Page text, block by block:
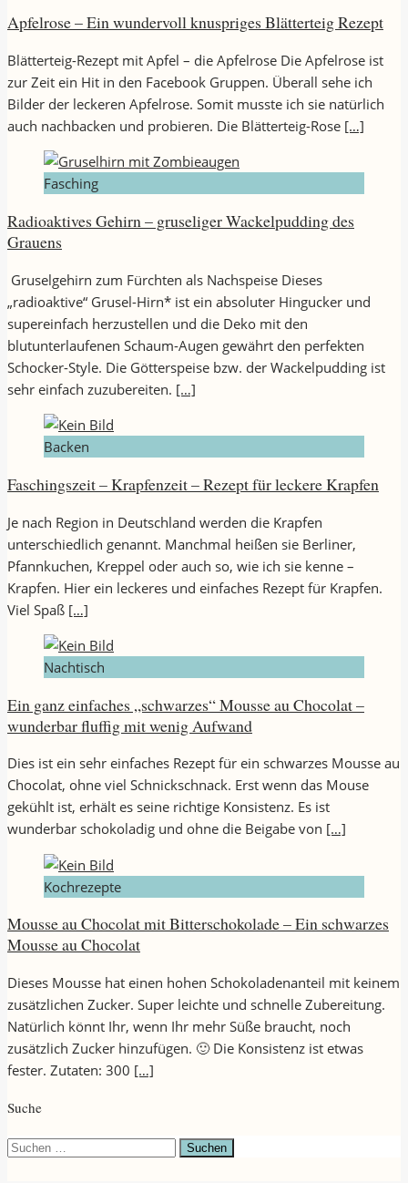
Apfelrose – Ein wundervoll knuspriges Blätterteig Rezept
Blätterteig-Rezept mit Apfel – die Apfelrose Die Apfelrose ist
zur Zeit ein Hit in den Facebook Gruppen. Überall sehe ich
Bilder der leckeren Apfelrose. Somit musste ich sie natürlich
auch nachbacken und probieren. Die Blätterteig-Rose […]
Fasching
Radioaktives Gehirn – gruseliger Wackelpudding des
Grauens
Gruselgehirn zum Fürchten als Nachspeise Dieses
„radioaktive“ Grusel-Hirn* ist ein absoluter Hingucker und
supereinfach herzustellen und die Deko mit den
blutunterlaufenen Schaum-Augen gewährt den perfekten
Schocker-Style. Die Götterspeise bzw. der Wackelpudding ist
sehr einfach zuzubereiten. […]
Backen
Faschingszeit – Krapfenzeit – Rezept für leckere Krapfen
Je nach Region in Deutschland werden die Krapfen
unterschiedlich genannt. Manchmal heißen sie Berliner,
Pfannkuchen, Kreppel oder auch so, wie ich sie kenne –
Krapfen. Hier ein leckeres und einfaches Rezept für Krapfen.
Viel Spaß […]
Nachtisch
Ein ganz einfaches „schwarzes“ Mousse au Chocolat –
wunderbar fluffig mit wenig Aufwand
Dies ist ein sehr einfaches Rezept für ein schwarzes Mousse au
Chocolat, ohne viel Schnickschnack. Erst wenn das Mouse
gekühlt ist, erhält es seine richtige Konsistenz. Es ist
wunderbar schokoladig und ohne die Beigabe von […]
Kochrezepte
Mousse au Chocolat mit Bitterschokolade – Ein schwarzes
Mousse au Chocolat
Dieses Mousse hat einen hohen Schokoladenanteil mit keinem
zusätzlichen Zucker. Super leichte und schnelle Zubereitung.
Natürlich könnt Ihr, wenn Ihr mehr Süße braucht, noch
zusätzlich Zucker hinzufügen. 🙂 Die Konsistenz ist etwas
fester. Zutaten: 300 […]
Suche
Suchen